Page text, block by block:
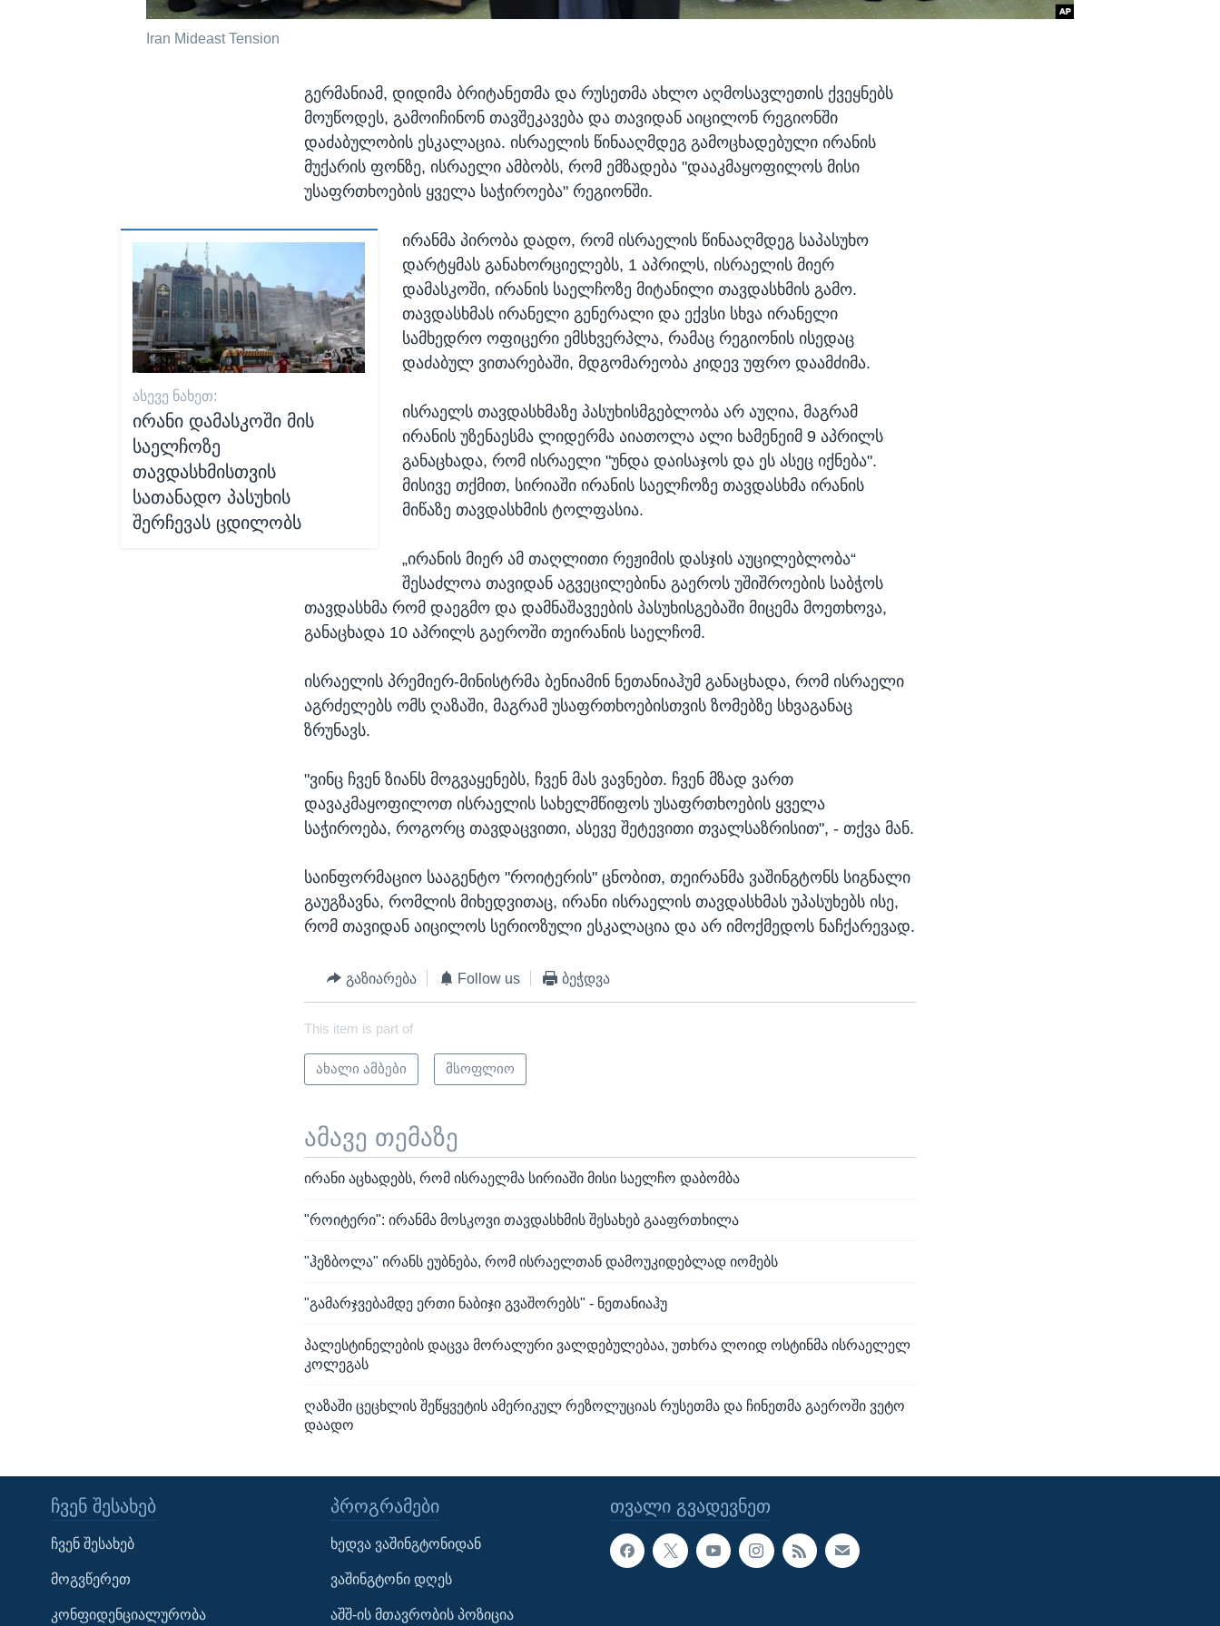
Learning English
ᲗᲕᲐᲚᲘ ᲒᲕᲐᲓᲔᲕᲜᲔᲗ
Iran Mideast Tension
გერმანიამ, დიდიმა ბრიტანეთმა და რუსეთმა ახლო აღმოსავლეთის ქვეყნებს
მოუწოდეს, გამოიჩინონ თავშეკავება და თავიდან აიცილონ რეგიონში
დაძაბულობის ესკალაცია. ისრაელის წინააღმდეგ გამოცხადებული ირანის
მუქარის ფონზე, ისრაელი ამბობს, რომ ემზადება "დააკმაყოფილოს მისი
უსაფრთხოების ყველა საჭიროება" რეგიონში.
ᲐᲡᲔᲕᲔ ᲜᲐᲮᲔᲗ:
ირანი დამასკოში მის
საელჩოზე
თავდასხმისთვის
სათანადო პასუხის
შერჩევას ცდილობს
ირანმა პირობა დადო, რომ ისრაელის წინააღმდეგ საპასუხო
დარტყმას განახორციელებს, 1 აპრილს, ისრაელის მიერ
დამასკოში, ირანის საელჩოზე მიტანილი თავდასხმის გამო.
თავდასხმას ირანელი გენერალი და ექვსი სხვა ირანელი
სამხედრო ოფიცერი ემსხვერპლა, რამაც რეგიონის ისედაც
დაძაბულ ვითარებაში, მდგომარეობა კიდევ უფრო დაამძიმა.
ისრაელს თავდასხმაზე პასუხისმგებლობა არ აუღია, მაგრამ
ირანის უზენაესმა ლიდერმა აიათოლა ალი ხამენეიმ 9 აპრილს
განაცხადა, რომ ისრაელი "უნდა დაისაჯოს და ეს ასეც იქნება".
მისივე თქმით, სირიაში ირანის საელჩოზე თავდასხმა ირანის
მიწაზე თავდასხმის ტოლფასია.
„ირანის მიერ ამ თაღლითი რეჟიმის დასჯის აუცილებლობა“
შესაძლოა თავიდან აგვეცილებინა გაეროს უშიშროების საბჭოს
თავდასხმა რომ დაეგმო და დამნაშავეების პასუხისგებაში მიცემა მოეთხოვა,
განაცხადა 10 აპრილს გაეროში თეირანის საელჩომ.
ისრაელის პრემიერ-მინისტრმა ბენიამინ ნეთანიაჰუმ განაცხადა, რომ ისრაელი
აგრძელებს ომს ღაზაში, მაგრამ უსაფრთხოებისთვის ზომებზე სხვაგანაც
ზრუნავს.
"ვინც ჩვენ ზიანს მოგვაყენებს, ჩვენ მას ვავნებთ. ჩვენ მზად ვართ
დავაკმაყოფილოთ ისრაელის სახელმწიფოს უსაფრთხოების ყველა
საჭიროება, როგორც თავდაცვითი, ასევე შეტევითი თვალსაზრისით", - თქვა მან.
საინფორმაციო სააგენტო "როიტერის" ცნობით, თეირანმა ვაშინგტონს სიგნალი
გაუგზავნა, რომლის მიხედვითაც, ირანი ისრაელის თავდასხმას უპასუხებს ისე,
რომ თავიდან აიცილოს სერიოზული ესკალაცია და არ იმოქმედოს ნაჩქარევად.
გაზიარება Follow us ბეჭდვა
This item is part of
ახალი ამბები მსოფლიო
ამავე თემაზე
ირანი აცხადებს, რომ ისრაელმა სირიაში მისი საელჩო დაბომბა
"როიტერი": ირანმა მოსკოვი თავდასხმის შესახებ გააფრთხილა
"ჰეზბოლა" ირანს ეუბნება, რომ ისრაელთან დამოუკიდებლად იომებს
"გამარჯვებამდე ერთი ნაბიჯი გვაშორებს" - ნეთანიაჰუ
პალესტინელების დაცვა მორალური ვალდებულებაა, უთხრა ლოიდ ოსტინმა ისრაელელ
კოლეგას
ღაზაში ცეცხლის შეწყვეტის ამერიკულ რეზოლუციას რუსეთმა და ჩინეთმა გაეროში ვეტო
დაადო
ᲗᲕᲐᲚᲘ ᲒᲕᲐᲓᲔᲕᲜᲔᲗ
ᲩᲕᲔᲜ ᲨᲔᲡᲐᲮᲔᲑ
ჩვენ შესახებ
მოგვწერეთ
კონფიდენციალურობა
ᲞᲠᲝᲒᲠᲐᲛᲔᲑᲘ
ხედვა ვაშინგტონიდან
ვაშინგტონი დღეს
აშშ-ის მთავრობის პოზიცია